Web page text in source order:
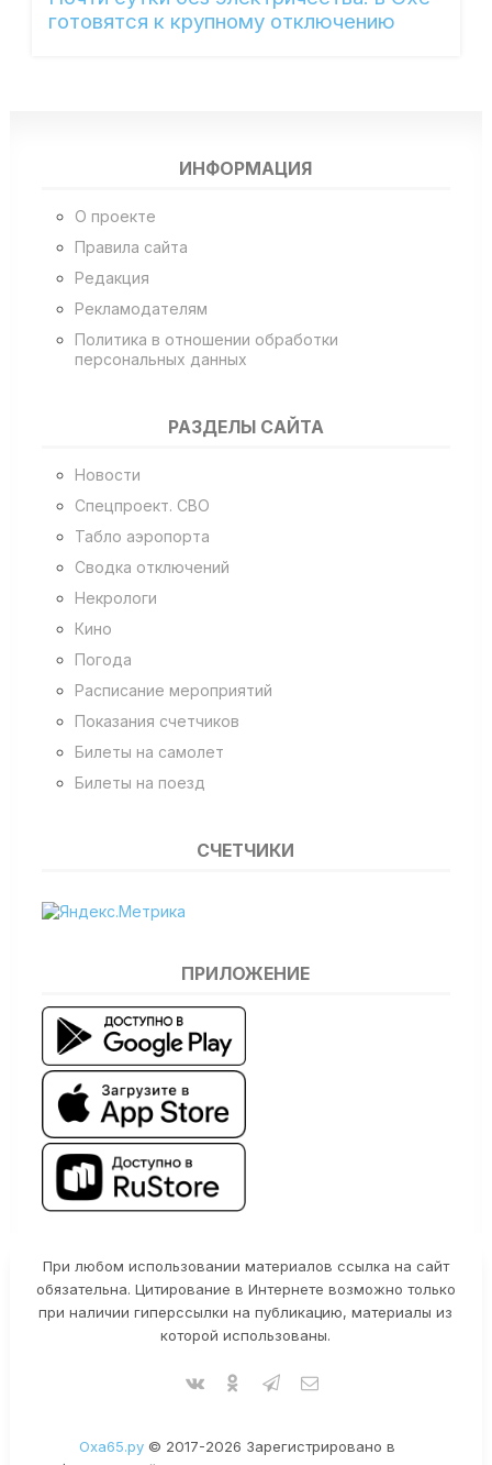
готовятся к крупному отключению
ИНФОРМАЦИЯ
О проекте
Правила сайта
Редакция
Рекламодателям
Политика в отношении обработки
персональных данных
РАЗДЕЛЫ САЙТА
Новости
Спецпроект. СВО
Табло аэропорта
Сводка отключений
Некрологи
Кино
Погода
Расписание мероприятий
Показания счетчиков
Билеты на самолет
Билеты на поезд
СЧЕТЧИКИ
ПРИЛОЖЕНИЕ
При любом использовании материалов ссылка на сайт
обязательна. Цитирование в Интернете возможно только
при наличии гиперссылки на публикацию, материалы из
которой использованы.
Оха65.ру© 2017-2026 Зарегистрировано в